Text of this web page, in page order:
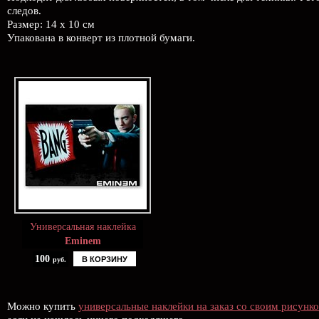
следов.
Размер: 14 х 10 см
Упакована в конверт из плотной бумаги.
Универсальная наклейка
Eminem
100 руб. В КОРЗИНУ
Можно купить универсальные наклейки на заказ со своим